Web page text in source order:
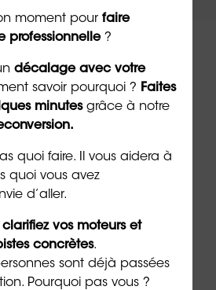
thème
moment pour faire
professionnelle?
décalage avec votre
savoir pourquoi ? Faites
minutesgrâce à notre
quoi faire. Il vous aidera à
quoi vous avez
d’aller.
clarifiez vos moteurs et
concrètes.
sont déjà passées
Pourquoi pas vous ?